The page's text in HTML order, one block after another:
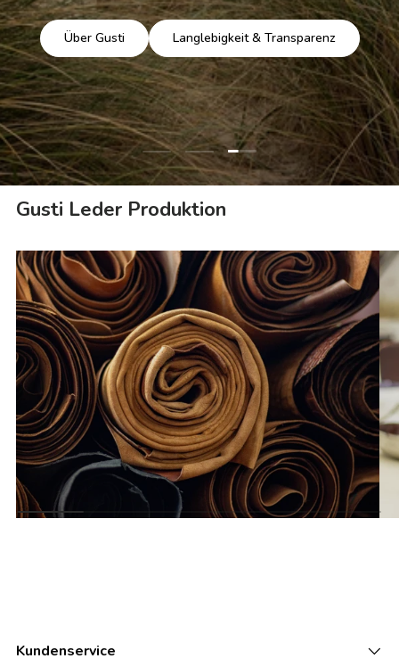
Über Gusti Langlebigkeit & Transparenz
Folie laden 1 von 3
Folie laden 2 von 3
Folie laden 3 von 3
Gusti Leder Produktion
Kundenservice